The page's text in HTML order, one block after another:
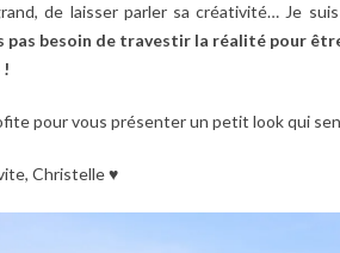
de laisser parler sa créativité… Je
pas besoin de travestir la réalité pour
!
pour vous présenter un petit look qui
Christelle ♥